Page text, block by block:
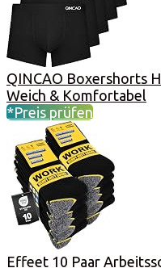
QINCAO Boxershorts
Weich & Komfortabel
*Preis prüfen
Effeet 10 Paar